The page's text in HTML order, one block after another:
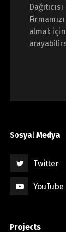
almak için
Sosyal Medya
Twitter
YouTube
Projects